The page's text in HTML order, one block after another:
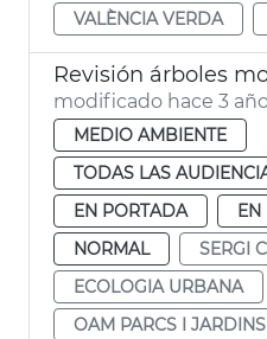
VALÈNCIA VERDA
Revisión árboles
modificado hace 3
MEDIO AMBIENTE
TODAS LAS
EN PORTADA
EN
NORMAL
SERGI
ECOLOGIA URBANA
OAM PARCS I JARDINS